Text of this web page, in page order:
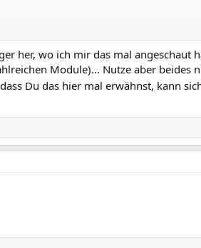
her, wo ich mir das mal angeschaut
Module)... Nutze aber beides
Du das hier mal erwähnst, kann